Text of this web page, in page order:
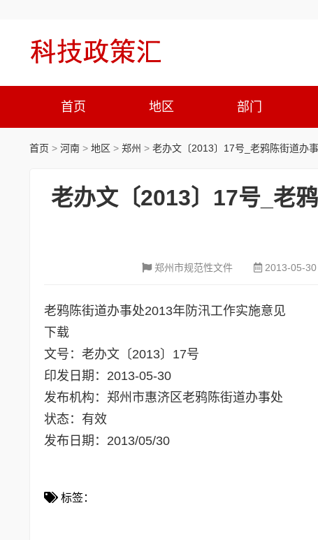
首页 地区 部门
首页 > 河南 > 地区 > 郑州 > 老办文〔2013〕17号_老鸦陈街道办
老办文〔2013〕17号_老
郑州市规范性文件 2013-05-30
老鸦陈街道办事处2013年防汛工作实施意见
下载
文号： 老办文〔2013〕17号
印发日期： 2013-05-30
发布机构： 郑州市惠济区老鸦陈街道办事处
状态： 有效
发布日期： 2013/05/30
标签：